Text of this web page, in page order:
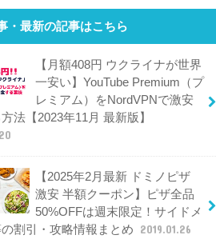
・最新の記事はこちら
【月額408円 ウクライナが世界
一安い】YouTube Premium（プ
レミアム）をNordVPNで激安
法【2023年11月 最新版】
【2025年2月最新 ドミノピザ
激安 半額クーポン】ピザ全品
50%OFFは週末限定！サイドメ
割引・攻略情報まとめ
2019.01.26